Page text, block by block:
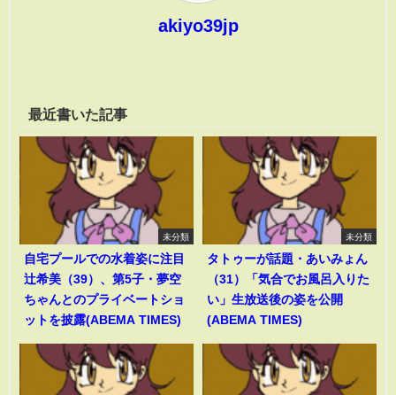
akiyo39jp
最近書いた記事
未分類
自宅プールでの水着姿に注目
辻希美（39）、第5子・夢空
ちゃんとのプライベートショ
ットを披露(ABEMA TIMES)
未分類
タトゥーが話題・あいみょん
（31）「気合でお風呂入りた
い」生放送後の姿を公開
(ABEMA TIMES)